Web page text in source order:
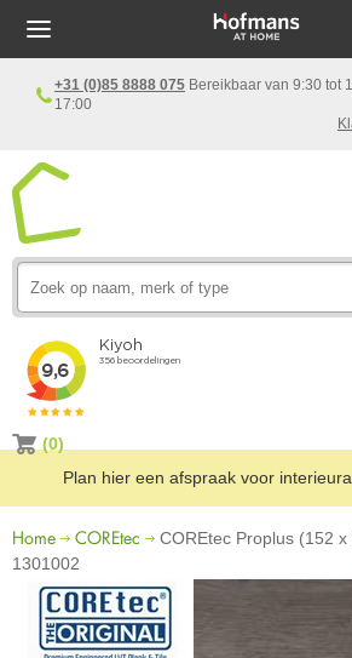
+31 (0)85 8888 075 Bereikbaar van 9:30 tot
17:00
(0)
Plan hier een afspraak voor
Home COREtec
COREtec Proplus (152
1301002